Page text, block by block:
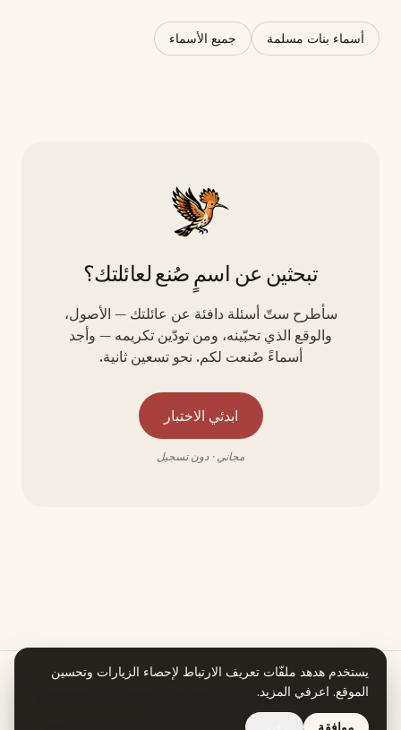
أسماء بنات مسلمة جميع الأسماء
تبحثين عن اسمٍ صُنع لعائلتك؟
سأطرح ستّ أسئلة دافئة عن عائلتك — الأصول،
والوقع الذي تحبّينه، ومن تودّين تكريمه — وأجد
أسماءً صُنعت لكم. نحو تسعين ثانية.
ابدئي الاختبار
مجاني · دون تسجيل
هدهد يعمل بمساعدة الذكاء الاصطناعي. كل معلومة في قصة اسمكِ تستند إلى
مصدر يمكنكِ التحقق منه.
يستخدم هدهد ملفّات تعريف الارتباط لإحصاء الزيارات وتحسين
الموقع. اعرفي المزيد.
موافقة